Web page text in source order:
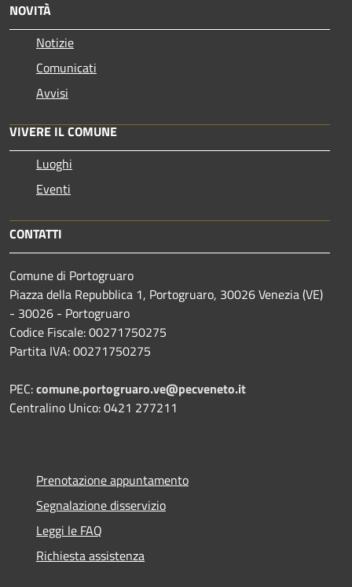
NOVITÀ
Notizie
Comunicati
Avvisi
VIVERE IL COMUNE
Luoghi
Eventi
CONTATTI
Comune di Portogruaro
Piazza della Repubblica 1, Portogruaro, 30026 Venezia (VE)
- 30026 - Portogruaro
Codice Fiscale: 00271750275
Partita IVA: 00271750275
PEC:comune.portogruaro.ve@pecveneto.it
Centralino Unico: 0421 277211
Prenotazione appuntamento
Segnalazione disservizio
Leggi le FAQ
Richiesta assistenza